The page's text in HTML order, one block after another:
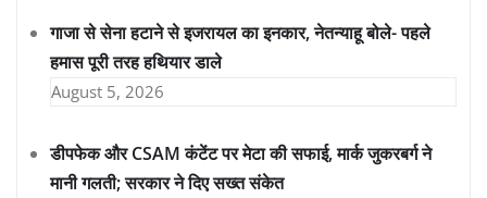
गाजा से सेना हटाने से इजरायल का इनकार, नेतन्याहू बोले- पहले
हमास पूरी तरह हथियार डाले
August 5, 2026
डीपफेक और CSAM कंटेंट पर मेटा की सफाई, मार्क जुकरबर्ग ने
मानी गलती; सरकार ने दिए सख्त संकेत